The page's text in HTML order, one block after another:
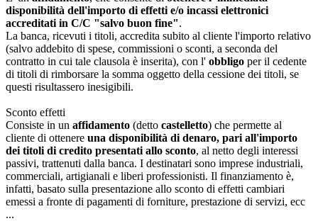
disponibilità dell'importo di effetti e/o incassi elettronici
accreditati in C/C "salvo buon fine".
La banca, ricevuti i titoli, accredita subito al cliente l'importo relativo
(salvo addebito di spese, commissioni o sconti, a seconda del
contratto in cui tale clausola è inserita), con l' obbligo per il cedente
di titoli di rimborsare la somma oggetto della cessione dei titoli, se
questi risultassero inesigibili.
Sconto effetti
Consiste in un affidamento (detto castelletto) che permette al
cliente di ottenere una disponibilità di denaro, pari all'importo
dei titoli di credito presentati allo sconto, al netto degli interessi
passivi, trattenuti dalla banca. I destinatari sono imprese industriali,
commerciali, artigianali e liberi professionisti. Il finanziamento è,
infatti, basato sulla presentazione allo sconto di effetti cambiari
emessi a fronte di pagamenti di forniture, prestazione di servizi, ecc
...